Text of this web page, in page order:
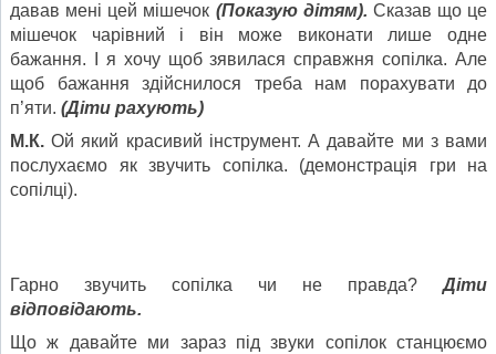
давав мені цей мішечок (Показую дітям). Сказав що це
мішечок чарівний і він може виконати лише одне
бажання. І я хочу щоб зявилася справжня сопілка. Але
щоб бажання здійснилося треба нам порахувати до
п’яти. (Діти рахують)
М.К. Ой який красивий інструмент. А давайте ми з вами
послухаємо як звучить сопілка. (демонстрація гри на
сопілці).
Гарно звучить сопілка чи не правда?Діти
відповідають.
Що ж давайте ми зараз під звуки сопілок станцюємо